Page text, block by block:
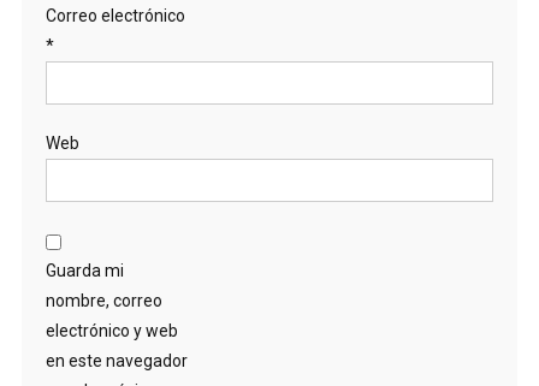
Correo electrónico
*
Web
Guarda mi
nombre, correo
electrónico y web
en este navegador